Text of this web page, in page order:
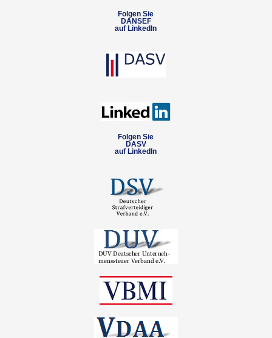
Folgen Sie
DANSEF
auf LinkedIn
Folgen Sie
DASV
auf LinkedIn